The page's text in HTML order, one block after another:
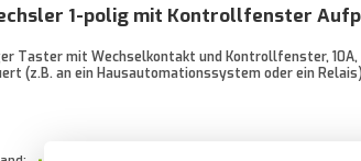
1-polig mit Kontrollfenster
Taster mit Wechselkontakt und Kontrollfenster,
(z.B. an ein Hausautomationssystem oder ein